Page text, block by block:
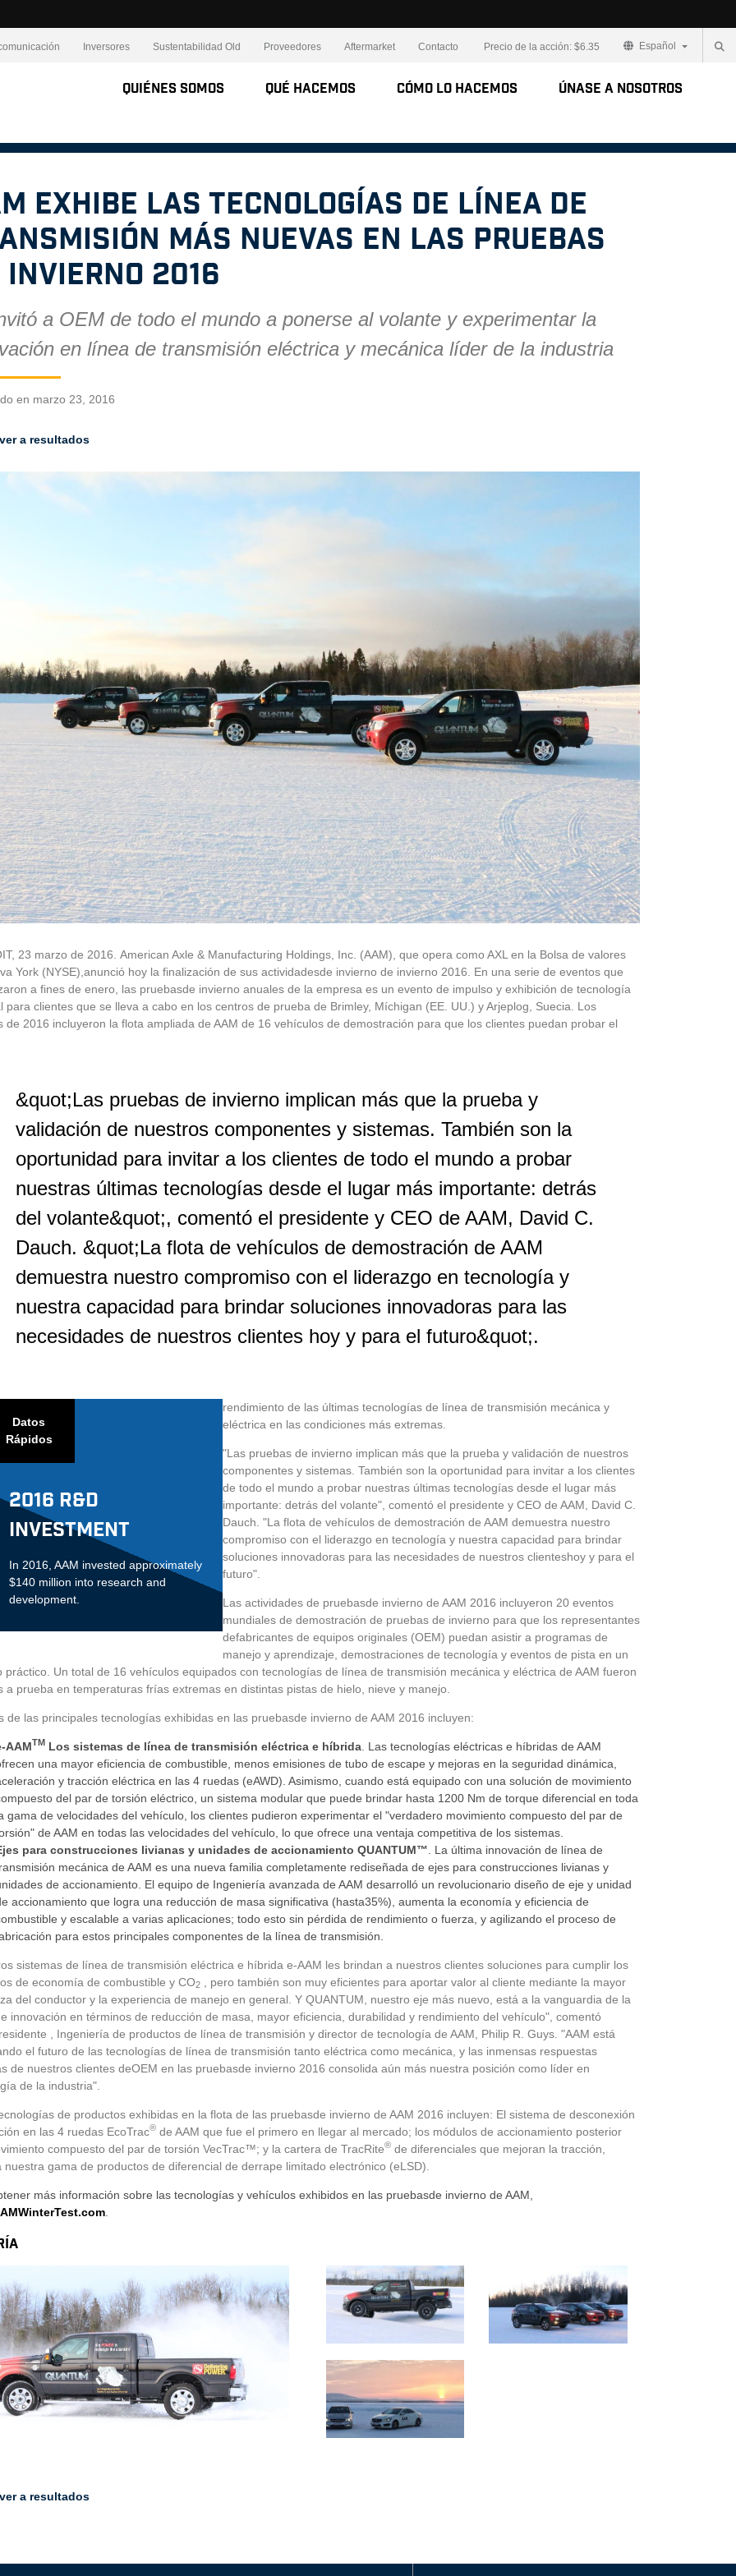
Inversores Sustentabilidad Old Proveedores Aftermarket Contacto Precio de la acción: $6.35 Español
Quiénes Somos Qué Hacemos Cómo lo Hacemos Únase a Nosotros
exhibe las tecnologías de línea de
más nuevas en las pruebas
invierno 2016
a OEM de todo el mundo a ponerse al volante y experimentar la
en línea de transmisión eléctrica y mecánica líder de la industria
en marzo 23, 2016
a resultados
&quot;Las pruebas de invierno implican más que la prueba y
validación de nuestros componentes y sistemas. También son la
oportunidad para invitar a los clientes de todo el mundo a probar
nuestras últimas tecnologías desde el lugar más importante: detrás
del volante&quot;, comentó el presidente y CEO de AAM, David C.
Dauch. &quot;La flota de vehículos de demostración de AAM
demuestra nuestro compromiso con el liderazgo en tecnología y
nuestra capacidad para brindar soluciones innovadoras para las
necesidades de nuestros clientes hoy y para el futuro&quot;.
Datos
Rápidos
2016 R&D
Investment
In 2016, AAM invested approximately
$140 million into research and
development.
23 marzo de 2016. American Axle & Manufacturing Holdings, Inc. (AAM), que opera como AXL en la Bolsa de valores
York (NYSE) anunció hoy la finalización de sus actividadesde invierno de invierno 2016. En una serie de eventos que
a fines de enero, las pruebasde invierno anuales de la empresa es un evento de impulso y exhibición de tecnología
para clientes que se lleva a cabo en los centros de prueba de Brimley, Míchigan (EE. UU.) y Arjeplog, Suecia. Los
de 2016 incluyeron la flota ampliada de AAM de 16 vehículos de demostración para que los clientes puedan probar el
rendimiento de las últimas tecnologías de línea de transmisión mecánica y
eléctrica en las condiciones más extremas.
"Las pruebas de invierno implican más que la prueba y validación de nuestros
componentes y sistemas. También son la oportunidad para invitar a los clientes
de todo el mundo a probar nuestras últimas tecnologías desde el lugar más
importante: detrás del volante", comentó el presidente y CEO de AAM, David C.
Dauch. "La flota de vehículos de demostración de AAM demuestra nuestro
compromiso con el liderazgo en tecnología y nuestra capacidad para brindar
soluciones innovadoras para las necesidades de nuestros clienteshoyy para el
futuro".
Las actividades de pruebasde invierno de AAM 2016 incluyeron 20 eventos
mundiales de demostración de pruebas de invierno para que los representantes
defabricantes de equipos originales (OEM) puedan asistir a programas de
manejo y aprendizaje, demostraciones de tecnología y eventos de pista en un
práctico. Un total de 16 vehículos equipados con tecnologías de línea de transmisión mecánica y eléctrica de AAM fueron
a prueba en temperaturas frías extremas en distintas pistas de hielo, nieve y manejo.
de las principales tecnologías exhibidas en las pruebasde invierno de AAM 2016 incluyen:
AAMTM Los sistemas de línea de transmisión eléctrica e híbrida . Las tecnologías eléctricas e híbridas de AAM
una mayor eficiencia de combustible, menos emisiones de tubo de escape y mejoras en la seguridad dinámica,
y tracción eléctrica en las 4 ruedas (eAWD). Asimismo, cuando está equipado con una solución de movimiento
del par de torsión eléctrico, un sistema modular que puede brindar hasta 1200 Nm de torque diferencial en toda
gama de velocidades del vehículo, los clientes pudieron experimentar el "verdadero movimiento compuesto del par de
de AAM en todas las velocidades del vehículo, lo que ofrece una ventaja competitiva de los sistemas.
para construcciones livianas y unidades de accionamiento QUANTUM™ . La última innovación de línea de
mecánica de AAM es una nueva familia completamente rediseñada de ejes para construcciones livianas y
de accionamiento. El equipo de Ingeniería avanzada de AAM desarrolló un revolucionario diseño de eje y unidad
accionamiento que logra una reducción de masa significativa (hasta35%), aumenta la economía y eficiencia de
y escalable a varias aplicaciones; todo esto sin pérdida de rendimiento o fuerza, y agilizando el proceso de
para estos principales componentes de la línea de transmisión.
sistemas de línea de transmisión eléctrica e híbrida e-AAM les brindan a nuestros clientes soluciones para cumplir los
de economía de combustible y CO2
, pero también son muy eficientes para aportar valor al cliente mediante la mayor
del conductor y la experiencia de manejo en general. Y QUANTUM, nuestro eje más nuevo, está a la vanguardia de la
innovación en términos de reducción de masa, mayor eficiencia, durabilidad y rendimiento del vehículo", comentó
, Ingeniería de productos de línea de transmisión y director de tecnología de AAM, Philip R. Guys. "AAM está
el futuro de las tecnologías de línea de transmisión tanto eléctrica como mecánica, y las inmensas respuestas
de nuestros clientes deOEM en las pruebasde invierno 2016 consolida aún más nuestra posición como líder en
de la industria".
de productos exhibidas en la flota de las pruebasde invierno de AAM 2016 incluyen: El sistema de desconexión
en las 4 ruedas EcoTrac® de AAM que fue el primero en llegar al mercado; los módulos de accionamiento posterior
compuesto del par de torsión VecTrac™; y la cartera de TracRite® de diferenciales que mejoran la tracción,
nuestra gama de productos de diferencial de derrape limitado electrónico (eLSD).
más información sobre las tecnologías y vehículos exhibidos en las pruebasde invierno de AAM,
a resultados